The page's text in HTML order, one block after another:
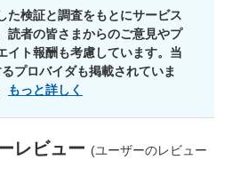
た検証と調査をもとにサービス
読者の皆さまからのご意見やプ
イト報酬も考慮しています。当
プロバイダも掲載されていま
もっと詳しく
レビュー (ユーザーのレビュー